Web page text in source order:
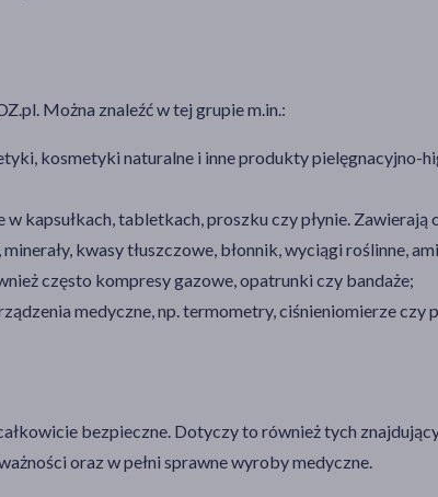
Można znaleźć w tej grupie m.in.:
kosmetyki naturalne i inne produkty pielęgnacyjno-
tabletkach, proszku czy płynie. Zawierają
kwasy tłuszczowe, błonnik, wyciągi roślinne,
często kompresy gazowe, opatrunki czy bandaże;
medyczne, np. termometry, ciśnieniomierze czy
bezpieczne. Dotyczy to również tych
oraz w pełni sprawne wyroby medyczne.